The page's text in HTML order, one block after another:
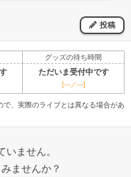
投稿
グッズの待ち時間
ただいま受付中です
[---／---]
、実際のライブとは異なる場合があ
いません。
ませんか？